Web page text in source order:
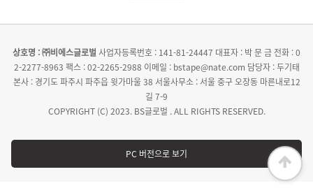
상호명 : ㈜비에스글로벌 사업자등록번호 : 141-81-24447 대표자 : 박 문 금 전화 : 0
2-2277-8963 팩스 : 02-2265-2988 이메일 : bstape@nate.com 담당자 : 두기태
본사 : 경기도 파주시 파주읍 윗가마울 38 서울사무소 : 서울 중구 오장동 마른내로12
길 7-9
COPYRIGHT (C) 2023. BS글로벌 . ALL RIGHTS RESERVED.
PC 버전으로 보기